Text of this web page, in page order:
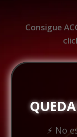
Consigue
⚡ No